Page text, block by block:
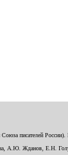
писателей
А.Ю. Жданов, Е.Н.